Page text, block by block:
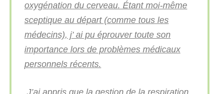
oxygénation du cerveau. Étant moi-même
sceptique au départ (comme tous les
médecins), j’ ai pu éprouver toute son
importance lors de problèmes médicaux
personnels récents.